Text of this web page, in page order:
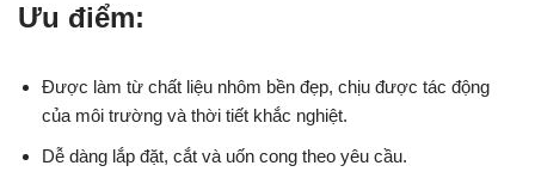
Ưu điểm:
Được làm từ chất liệu nhôm bền đẹp, chịu được tác động
của môi trường và thời tiết khắc nghiệt.
Dễ dàng lắp đặt, cắt và uốn cong theo yêu cầu.